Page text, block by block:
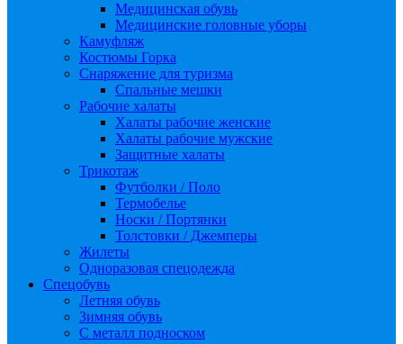
Медицинская обувь
Медицинские головные уборы
Камуфляж
Костюмы Горка
Снаряжение для туризма
Спальные мешки
Рабочие халаты
Халаты рабочие женские
Халаты рабочие мужские
Защитные халаты
Трикотаж
Футболки / Поло
Термобелье
Носки / Портянки
Толстовки / Джемперы
Жилеты
Одноразовая спецодежда
Спецобувь
Летняя обувь
Зимняя обувь
С металл подноском